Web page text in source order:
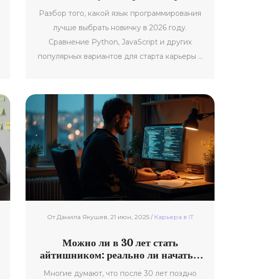
карьеры
Разбор того, какой язык программирования
лучше выбрать новичку в 2026 году.
Сравнение Python, JavaScript и других
популярных вариантов для старта карьеры в
От Данила Якушев, 21 июн, 2025 / Карьерa в IT
Можно ли в 30 лет стать
айтишником: реально ли начать с
Многие думают, что после 30 лет поздно